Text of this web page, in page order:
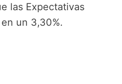
las Expectativas
un 3,30%.